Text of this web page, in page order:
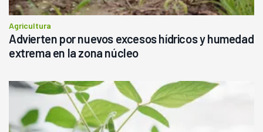
Agricultura
Advierten por nuevos excesos hídricos y humedad
extrema en la zona núcleo